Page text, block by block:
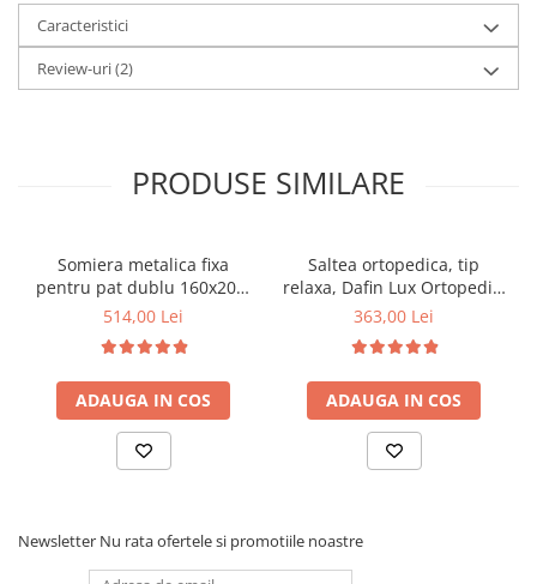
Caracteristici
Review-uri(2)
PRODUSE SIMILARE
Somiera metalica fixa
pentru pat dublu 160x200,
6 picioare, 32 lamele lemn
saltea ferm, negru
514,00 Lei
ADAUGA IN COS
Saltea ortopedica, tip
relaxa, Dafin Lux Ortopedic,
90x200x21cm, fermitate
tip Bonell, fata vara-iarna,
sistem de aerisire cu
butoni, Salt Confort
363,00 Lei
ADAUGA IN COS
Newsletter Nu rata ofertele si promotiile noastre